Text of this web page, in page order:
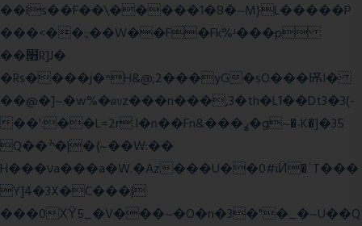
��ls��F��\�����1�8�~M}L�����P
���<��:;��W��F�Fk%ʴ���p
��׫R]J�
�Rs����j�^H&@;2���yG�sO���ѬI�
��@�]~�w%�ஸz���n���,3�th�L1��Dt3�3(-
��':��L=2r.I�n��Fn&���ߩ�g~�˴K�]�35
Q��ׯ�|�{~��W:��
H���νa���a�W.�Az���U��0#iӤ�`T���
Y]4�3X�C���|
���0ХΫ5_�V���~�O�n�3�"�_�~U��Q